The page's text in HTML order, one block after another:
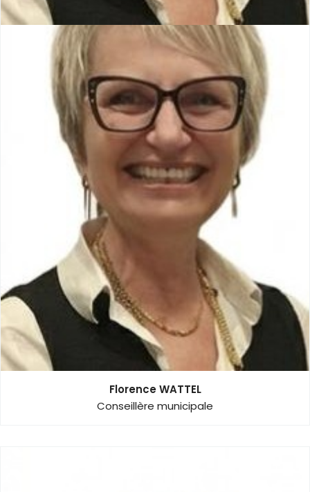
Florence WATTEL
Conseillère municipale
Membre de la commission Environnement Agriculture Fêtes
et Relation Publiques.
Membre de la commission Urbanisme, Construction,
Travaux, Entretien des Bâtiments Communaux
Membre de la Commission Communale Consultative de la
Chasse
Florence WATTEL
Conseillère municipale